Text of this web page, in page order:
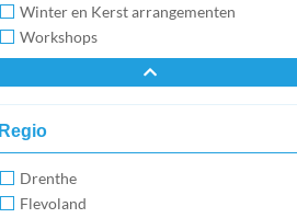
Winter en Kerst arrangementen
Workshops
Regio
Drenthe
Flevoland